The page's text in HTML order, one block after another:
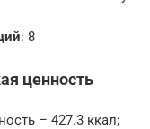
: 8
ценность
– 427.3 ккал;